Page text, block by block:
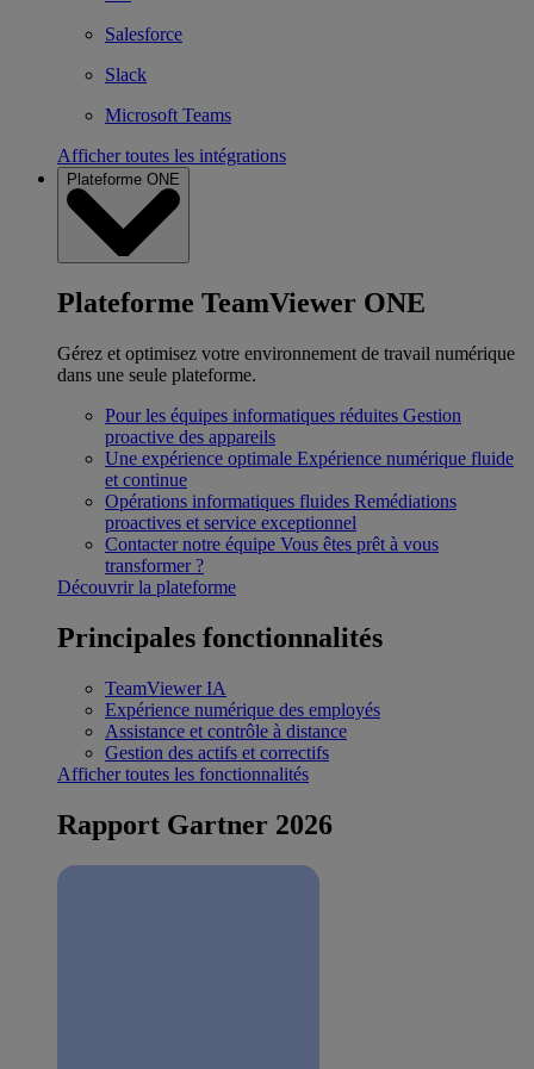
Salesforce
Slack
Microsoft Teams
Afficher toutes les intégrations
Plateforme ONE
Plateforme TeamViewer ONE
Gérez et optimisez votre environnement de travail numérique
dans une seule plateforme.
Pour les équipes informatiques réduites Gestion
proactive des appareils
Une expérience optimale Expérience numérique fluide
et continue
Opérations informatiques fluides Remédiations
proactives et service exceptionnel
Contacter notre équipe Vous êtes prêt à vous
transformer ?
Découvrir la plateforme
Principales fonctionnalités
TeamViewer IA
Expérience numérique des employés
Assistance et contrôle à distance
Gestion des actifs et correctifs
Afficher toutes les fonctionnalités
Rapport Gartner 2026